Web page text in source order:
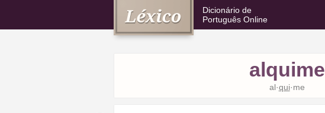
Dicionário de
Português Online
alquime
al·qui·me